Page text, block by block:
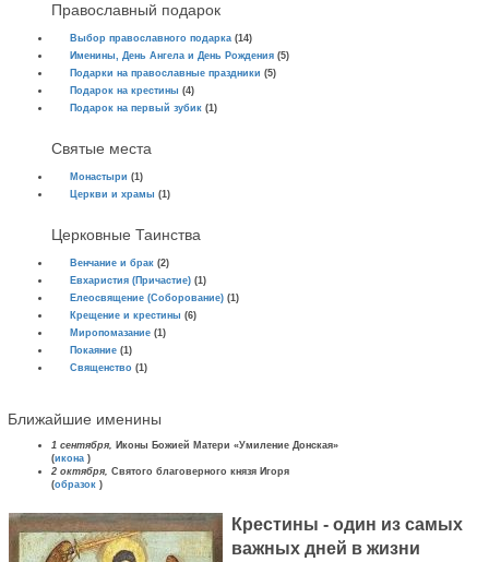
Православный подарок
Выбор православного подарка (14)
Именины, День Ангела и День Рождения (5)
Подарки на православные праздники (5)
Подарок на крестины (4)
Подарок на первый зубик (1)
Святые места
Монастыри (1)
Церкви и храмы (1)
Церковные Таинства
Венчание и брак (2)
Евхаристия (Причастие) (1)
Елеосвящение (Соборование) (1)
Крещение и крестины (6)
Миропомазание (1)
Покаяние (1)
Священство (1)
Ближайшие именины
1 сентября, Иконы Божией Матери «Умиление Донская»
(икона )
2 октября, Святого благоверного князя Игоря
(образок )
Крестины - один из самых
важных дней в жизни